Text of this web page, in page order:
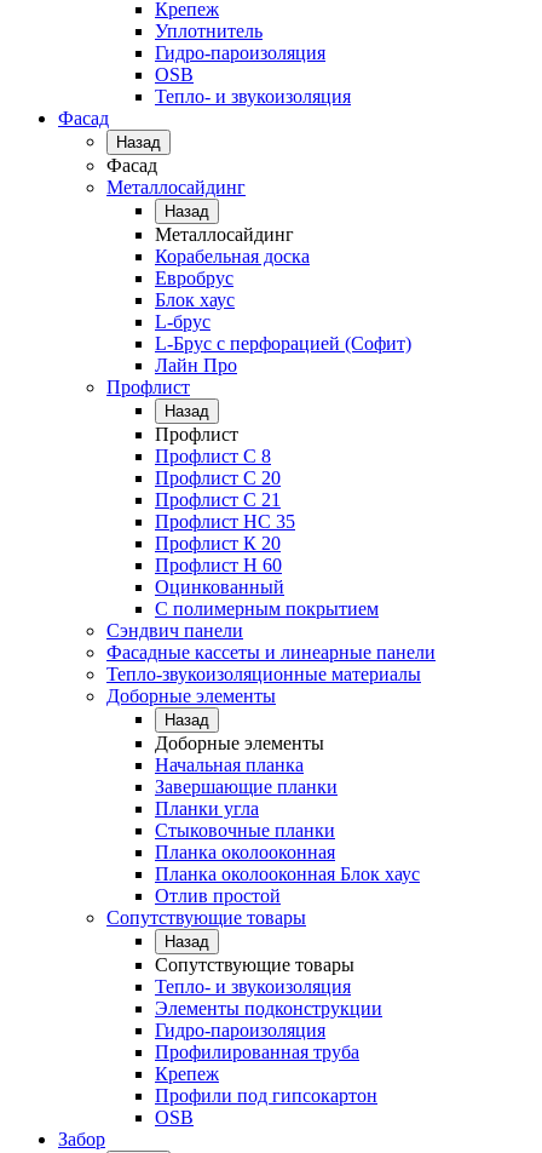
Крепеж
Уплотнитель
Гидро-пароизоляция
OSB
Тепло- и звукоизоляция
Фасад
Назад
Фасад
Металлосайдинг
Назад
Металлосайдинг
Корабельная доска
Евробрус
Блок хаус
L-брус
L-Брус с перфорацией (Софит)
Лайн Про
Профлист
Назад
Профлист
Профлист С 8
Профлист С 20
Профлист C 21
Профлист НС 35
Профлист К 20
Профлист Н 60
Оцинкованный
С полимерным покрытием
Сэндвич панели
Фасадные кассеты и линеарные панели
Тепло-звукоизоляционные материалы
Доборные элементы
Назад
Доборные элементы
Начальная планка
Завершающие планки
Планки угла
Стыковочные планки
Планка околооконная
Планка околооконная Блок хаус
Отлив простой
Сопутствующие товары
Назад
Сопутствующие товары
Тепло- и звукоизоляция
Элементы подконструкции
Гидро-пароизоляция
Профилированная труба
Крепеж
Профили под гипсокартон
OSB
Забор